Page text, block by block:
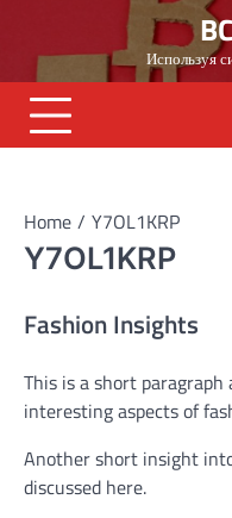
content
Используя
Home Y7OL1KRP
Y7OL1KRP
Fashion Insights
This is a short
interesting aspects of
Another short insight
discussed here.